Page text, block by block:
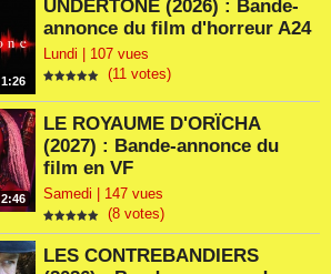
1:26
UNDERTONE (2026) : Bande-
annonce du film d'horreur A24
Lundi | 107 vues
(11 votes)
2:46
LE ROYAUME D'ORÏCHA
(2027) : Bande-annonce du
film en VF
Samedi | 147 vues
(8 votes)
LES CONTREBANDIERS